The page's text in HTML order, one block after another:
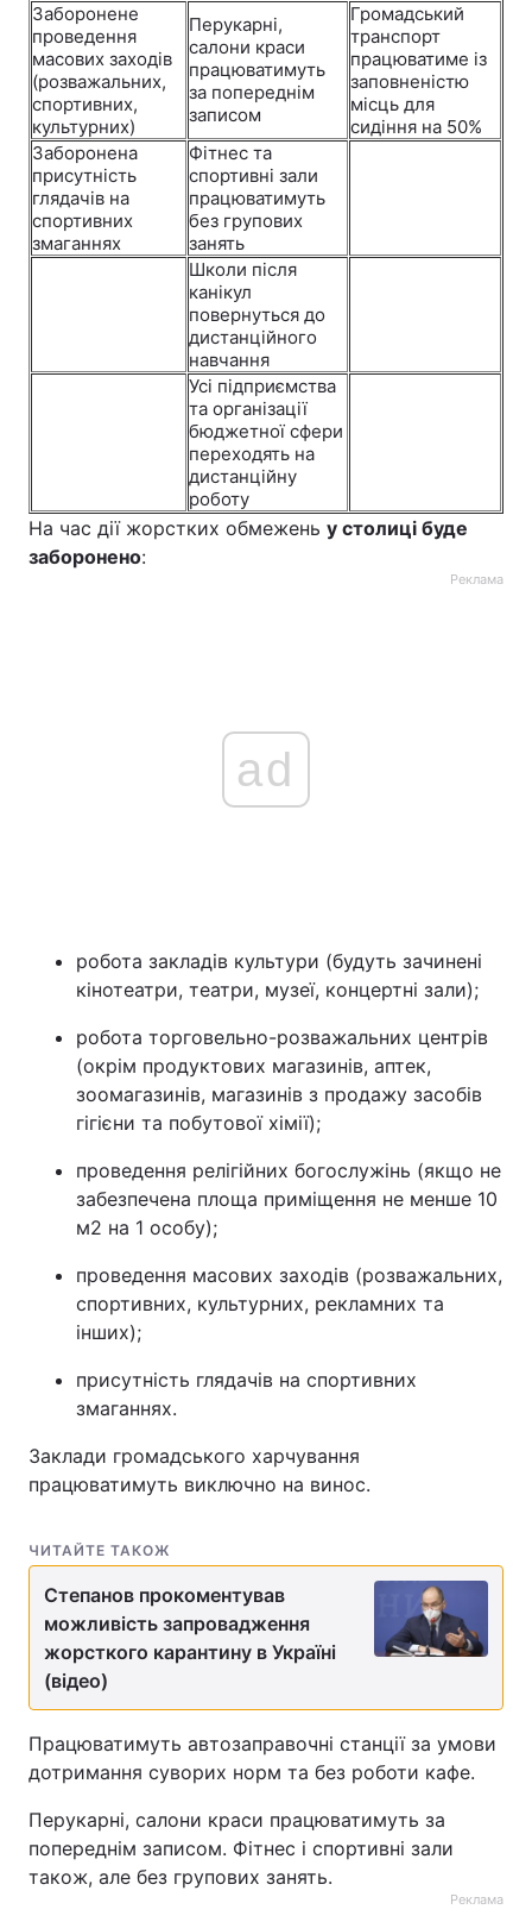
Заборонене
проведення
масових заходів
(розважальних,
спортивних,
культурних)
Перукарні,
салони краси
працюватимуть
за попереднім
записом
Громадський
транспорт
працюватиме із
заповненістю
місць для
сидіння на 50%
Заборонена
присутність
глядачів на
спортивних
змаганнях
Фітнес та
спортивні зали
працюватимуть
без групових
занять
Школи після
канікул
повернуться до
дистанційного
навчання
Усі підприємства
та організації
бюджетної сфери
переходять на
дистанційну
роботу
На час дії жорстких обмежень у столиці буде
заборонено:
Реклама
ad
робота закладів культури (будуть зачинені
кінотеатри, театри, музеї, концертні зали);
робота торговельно-розважальних центрів
(окрім продуктових магазинів, аптек,
зоомагазинів, магазинів з продажу засобів
гігієни та побутової хімії);
проведення релігійних богослужінь (якщо не
забезпечена площа приміщення не менше 10
м2 на 1 особу);
проведення масових заходів (розважальних,
спортивних, культурних, рекламних та
інших);
присутність глядачів на спортивних
змаганнях.
Заклади громадського харчування
працюватимуть виключно на винос.
ЧИТАЙТЕ ТАКОЖ
Степанов прокоментував
можливість запровадження
жорсткого карантину в Україні
(відео)
Працюватимуть автозаправочні станції за умови
дотримання суворих норм та без роботи кафе.
Перукарні, салони краси працюватимуть за
попереднім записом. Фітнес і спортивні зали
також, але без групових занять.
Реклама